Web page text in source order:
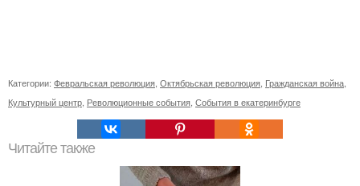
Категории: Февральская революция Октябрьская революция Гражданская война
Культурный центр Революционные события События в екатеринбурге
Читайте также